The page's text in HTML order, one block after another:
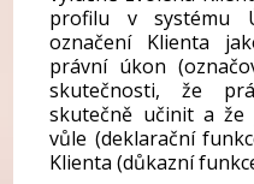
profilu v systému
označení Klienta
právní úkon
skutečnosti, že
skutečně učinit a
vůle (deklarační
Klienta (důkazní